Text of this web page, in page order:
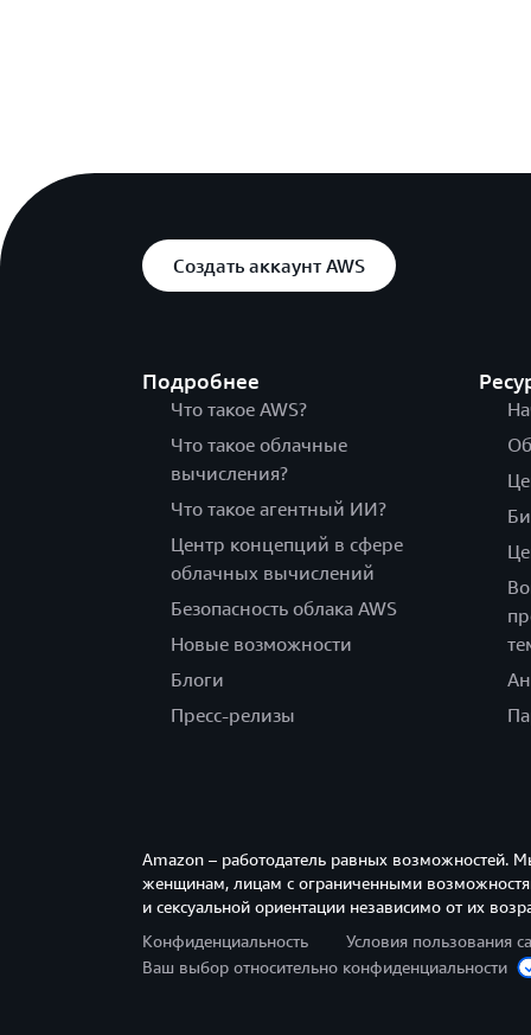
Создать аккаунт AWS
Подробнее
Что такое AWS?
Что такое облачные
вычисления?
Что такое агентный ИИ?
Центр концепций в сфере
облачных вычислений
Безопасность облака AWS
Новые возможности
Блоги
Пресс-релизы
Amazon – работодатель равных возможностей.
женщинам, лицам с ограниченными
и сексуальной ориентации независимо от их
Конфиденциальность
Условия пользования
Ваш выбор относительно конфиденциальности